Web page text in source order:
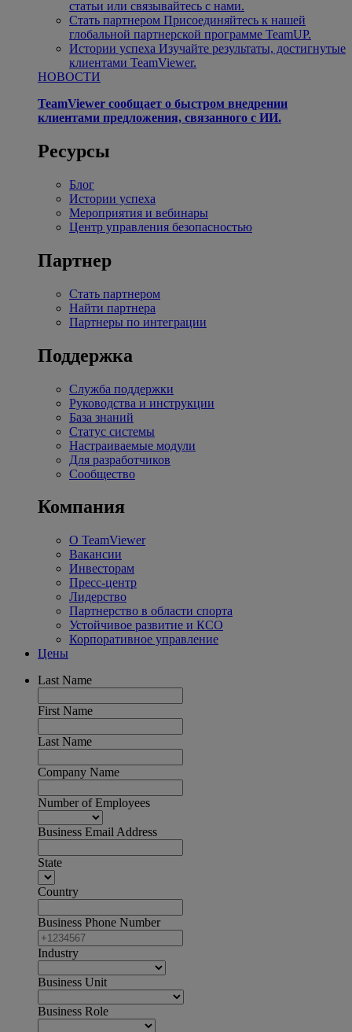
статьи или связывайтесь с нами.
Стать партнером Присоединяйтесь к нашей
глобальной партнерской программе TeamUP.
Истории успеха Изучайте результаты, достигнутые
клиентами TeamViewer.
НОВОСТИ
TeamViewer сообщает о быстром внедрении
клиентами предложения, связанного с ИИ.
Ресурсы
Блог
Истории успеха
Мероприятия и вебинары
Центр управления безопасностью
Партнер
Стать партнером
Найти партнера
Партнеры по интеграции
Поддержка
Служба поддержки
Руководства и инструкции
База знаний
Статус системы
Настраиваемые модули
Для разработчиков
Сообщество
Компания
О TeamViewer
Вакансии
Инвесторам
Пресс-центр
Лидерство
Партнерство в области спорта
Устойчивое развитие и КСО
Корпоративное управление
Цены
Last Name
First Name
Last Name
Company Name
Number of Employees
Business Email Address
State
Country
Business Phone Number
Industry
Business Unit
Business Role